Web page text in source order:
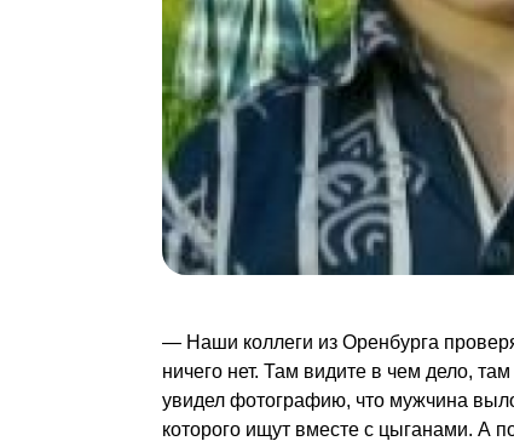
— Наши коллеги из Оренбурга
ничего нет. Там видите в чем дело,
увидел фотографию, что мужчина
которого ищут вместе с цыганами. А